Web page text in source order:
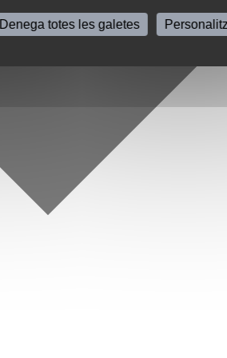
Denega totes les galetes